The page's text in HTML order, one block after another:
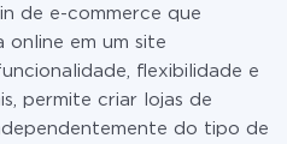
de e-commerce que
online em um site
flexibilidade e
permite criar lojas de
do tipo de